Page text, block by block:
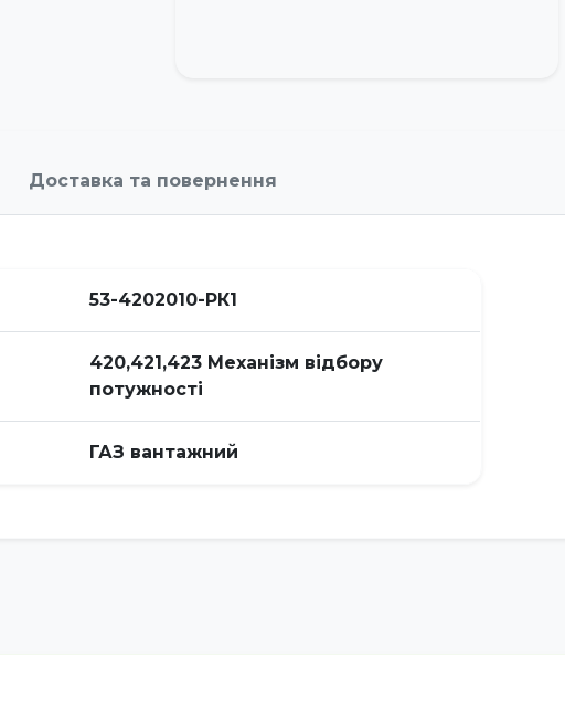
Доставка та повернення
53-4202010-РК1
420,421,423 Механізм відбору
потужності
ГАЗ вантажний